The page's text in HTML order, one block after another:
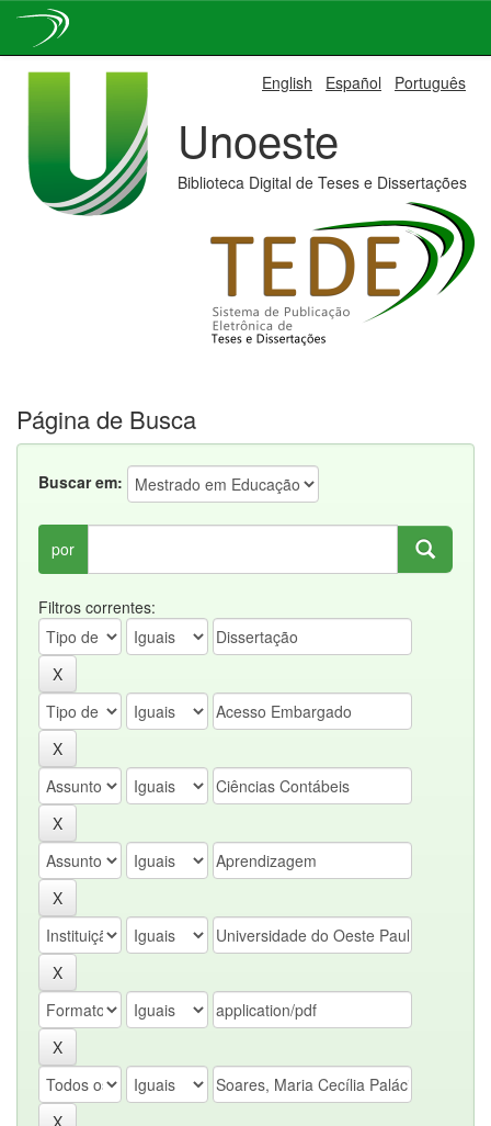
English Español Português
Unoeste
Biblioteca Digital de Teses e Dissertações
Página de Busca
Buscar em:
por
Filtros correntes: